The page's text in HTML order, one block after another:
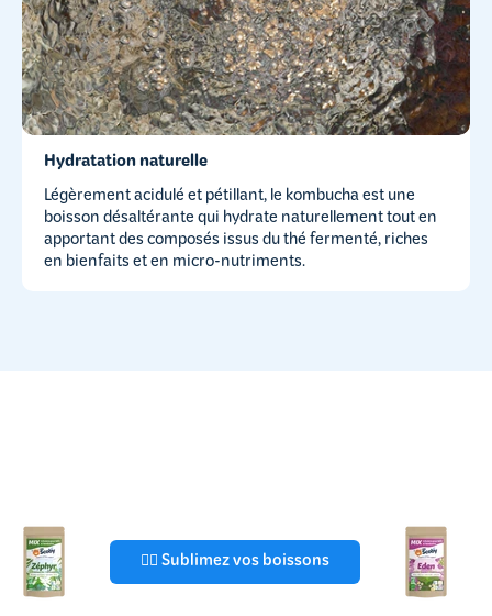
Hydratation naturelle
Légèrement acidulé et pétillant, le kombucha est une
boisson désaltérante qui hydrate naturellement tout en
apportant des composés issus du thé fermenté, riches
en bienfaits et en micro-nutriments.
🧘‍♀️ Sublimez vos boissons